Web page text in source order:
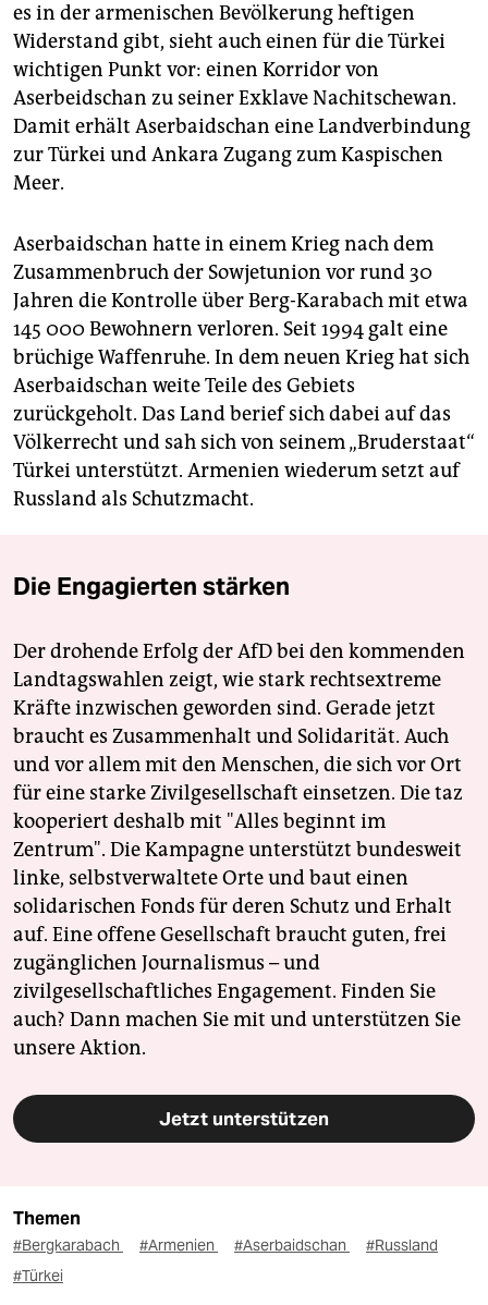
es in der armenischen Bevölkerung heftigen
Widerstand gibt, sieht auch einen für die Türkei
wichtigen Punkt vor: einen Korridor von
Aserbeidschan zu seiner Exklave Nachitschewan.
Damit erhält Aserbaidschan eine Landverbindung
zur Türkei und Ankara Zugang zum Kaspischen
Meer.
Aserbaidschan hatte in einem Krieg nach dem
Zusammenbruch der Sowjetunion vor rund 30
Jahren die Kontrolle über Berg-Karabach mit etwa
145 000 Bewohnern verloren. Seit 1994 galt eine
brüchige Waffenruhe. In dem neuen Krieg hat sich
Aserbaidschan weite Teile des Gebiets
zurückgeholt. Das Land berief sich dabei auf das
Völkerrecht und sah sich von seinem „Bruderstaat“
Türkei unterstützt. Armenien wiederum setzt auf
Russland als Schutzmacht.
Die Engagierten stärken
Der drohende Erfolg der AfD bei den kommenden
Landtagswahlen zeigt, wie stark rechtsextreme
Kräfte inzwischen geworden sind. Gerade jetzt
braucht es Zusammenhalt und Solidarität. Auch
und vor allem mit den Menschen, die sich vor Ort
für eine starke Zivilgesellschaft einsetzen. Die taz
kooperiert deshalb mit "Alles beginnt im
Zentrum". Die Kampagne unterstützt bundesweit
linke, selbstverwaltete Orte und baut einen
solidarischen Fonds für deren Schutz und Erhalt
auf. Eine offene Gesellschaft braucht guten, frei
zugänglichen Journalismus – und
zivilgesellschaftliches Engagement. Finden Sie
auch? Dann machen Sie mit und unterstützen Sie
unsere Aktion.
Jetzt unterstützen
Themen
#Bergkarabach #Armenien #Aserbaidschan
#Russland
#Türkei